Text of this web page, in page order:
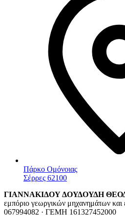
Πάρκο Ομόνοιας
Σέρρες 62100
ΓΙΑΝΝΑΚΙΔΟΥ ΔΟΥΔΟΥΔΗ
εμπόριο γεωργικών μηχανημάτων και
067994082 · ΓΕΜΗ 161327452000